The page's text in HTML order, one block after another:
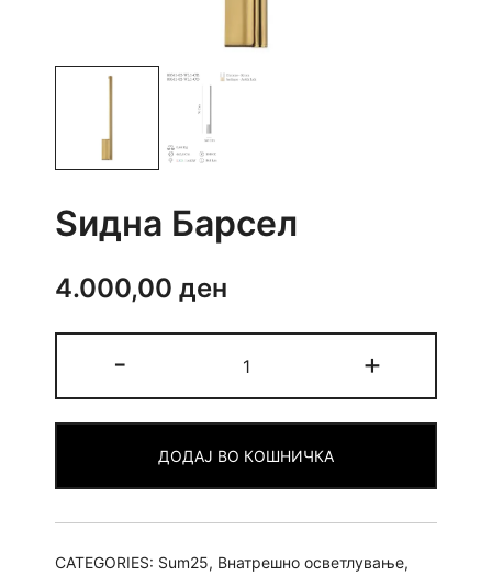
Ѕидна Барсел
4.000,00 ден
-
Барсел
quantity
+
ДОДАЈ ВО КОШНИЧКА
CATEGORIES: Sum25, Внатрешно осветлување,